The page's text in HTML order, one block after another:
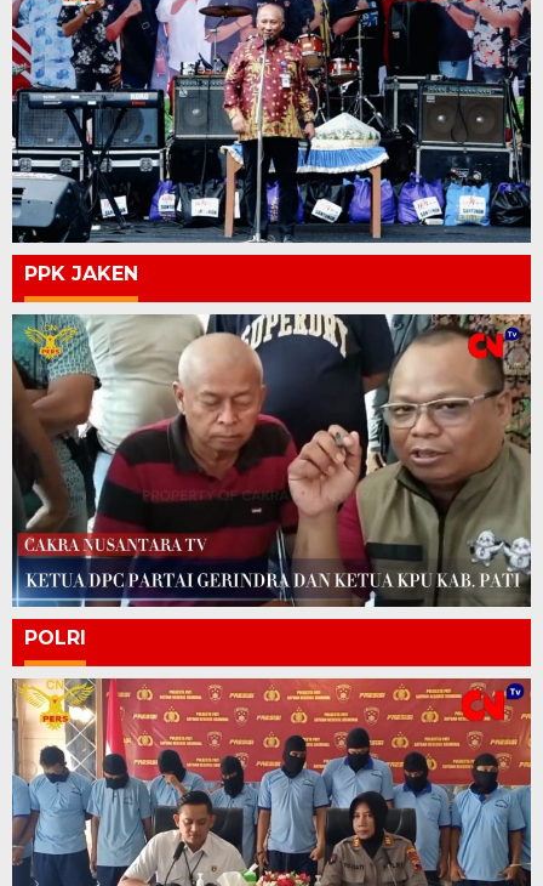
PPK JAKEN
POLRI